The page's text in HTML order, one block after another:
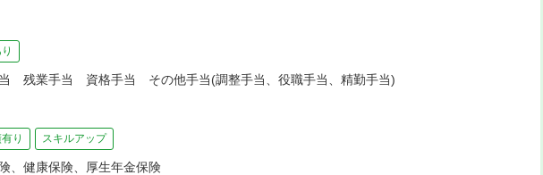
残業手当 資格手当 その他手当(調整手当、役職手当、精勤手当)
り スキルアップ
、健康保険、厚生年金保険